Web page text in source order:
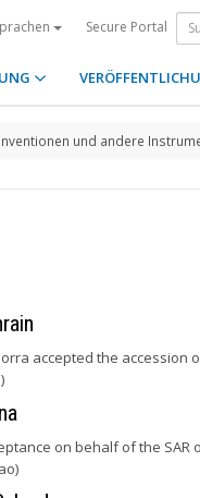
Secure Portal
und andere
accepted the accession
on behalf of the SAR